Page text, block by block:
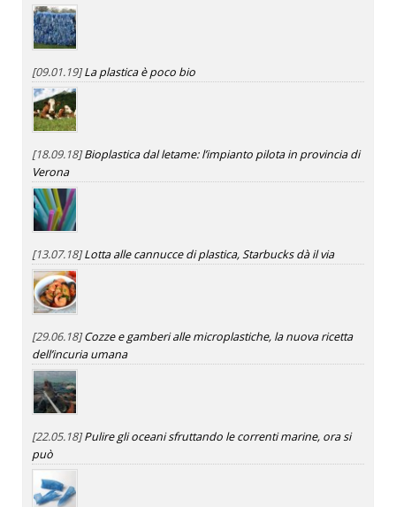
[09.01.19]La plastica è poco bio
[18.09.18]Bioplastica dal letame: l’impianto pilota in provincia di
Verona
[13.07.18]Lotta alle cannucce di plastica, Starbucks dà il via
[29.06.18]Cozze e gamberi alle microplastiche, la nuova ricetta
dell’incuria umana
[22.05.18]Pulire gli oceani sfruttando le correnti marine, ora si
può